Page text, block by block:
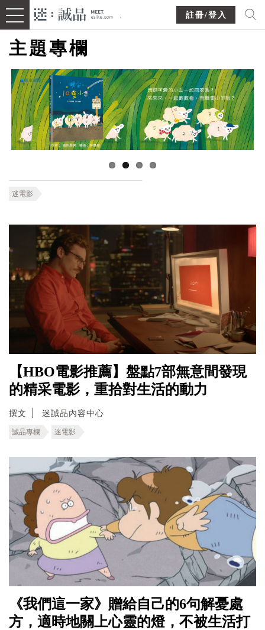
註冊/登入
主題專欄
迷電影
【HBO電影推薦】盤點7部無意間發現
的精采電影，重拾對生活的動力
撰文 迷誠品內容中心
誠品專欄 迷電影
《我們這一家》贈給自己的6句解憂處
方，適時地關上心靈的燈，不被生活打